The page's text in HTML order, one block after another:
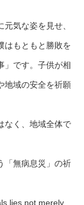
気な姿を見せ、
はもともと勝敗を
」です。子供が相
地域の安全を祈願
なく、地域全体で
「無病息災」の祈
lies not merely